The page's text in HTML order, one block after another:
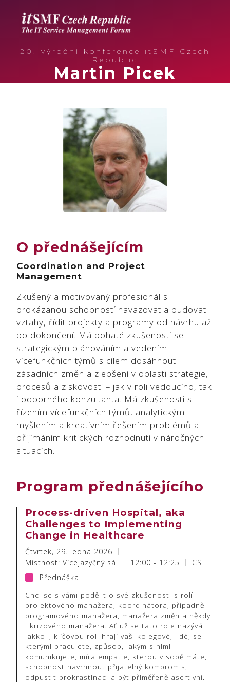
Martin Picek
20. výroční konference itSMF Czech
Republic
O přednášejícím
Coordination and Project
Management
Zkušený a motivovaný profesionál s
prokázanou schopností navazovat a budovat
vztahy, řídit projekty a programy od návrhu až
po dokončení. Má bohaté zkušenosti se
strategickým plánováním a vedením
vícefunkčních týmů s cílem dosáhnout
zásadních změn a zlepšení v oblasti strategie,
procesů a ziskovosti – jak v roli vedoucího, tak
i odborného konzultanta. Má zkušenosti s
řízením vícefunkčních týmů, analytickým
myšlením a kreativním řešením problémů a
přijímáním kritických rozhodnutí v náročných
situacích.
Program přednášejícího
Process-driven Hospital, aka
Challenges to Implementing
Change in Healthcare
Čtvrtek, 29. ledna 2026
Místnost: Vícejazyčný sál
12:00 - 12:25
CS
Přednáška
Chci se s vámi podělit o své zkušenosti s rolí
projektového manažera, koordinátora, případně
programového manažera, manažera změn a někdy
i krizového manažera. Ať už se tato role nazývá
jakkoli, klíčovou roli hrají vaši kolegové, lidé, se
kterými pracujete, způsob, jakým s nimi
komunikujete, míra empatie, kterou v sobě máte,
schopnost navrhnout přijatelný kompromis,
odpustit prokrastinaci a být přiměřeně asertivní.